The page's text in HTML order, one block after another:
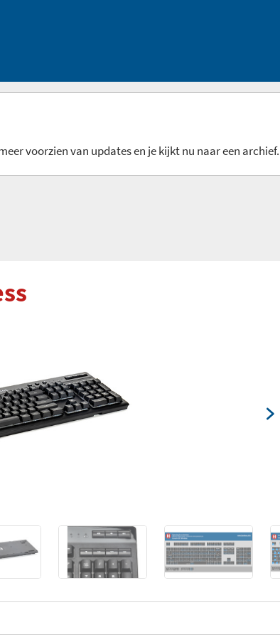
voorzien van updates en je kijkt nu naar een